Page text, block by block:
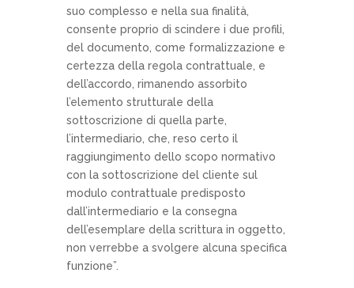
suo complesso e nella sua finalità,
consente proprio di scindere i due profili,
del documento, come formalizzazione e
certezza della regola contrattuale, e
dell’accordo, rimanendo assorbito
l’elemento strutturale della
sottoscrizione di quella parte,
l’intermediario, che, reso certo il
raggiungimento dello scopo normativo
con la sottoscrizione del cliente sul
modulo contrattuale predisposto
dall’intermediario e la consegna
dell’esemplare della scrittura in oggetto,
non verrebbe a svolgere alcuna specifica
funzione”.